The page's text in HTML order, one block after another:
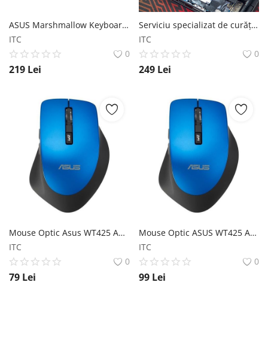
ASUS Marshmallow Keyboard KW100 ASUS
ITC
0
219 Lei
Serviciu specializat de curățare contacte laptop
ITC
0
249 Lei
Mouse Optic Asus WT425 ASUS
ITC
0
79 Lei
Mouse Optic ASUS WT425 ASUS
ITC
0
99 Lei